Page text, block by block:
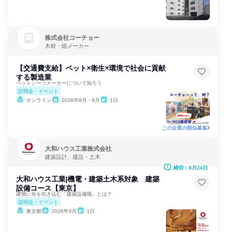
株式会社コーチョー
木材・紙メーカー
【交通費支給】ペット×衛生×環境で社会に貢献
する製造業
ペットシーツメーカーについて知ろう
説明会・イベント
オンライン
2026年8月・9月 1日
この企業の類似募集
大和ハウス工業株式会社
建築設計、建設・土木
大和ハウス工業|機電・建築土木系対象 建築
設備コース【東京】
建物に命を吹き込む「建築設備職」とは？
説明会・イベント
東京都
2026年9月 1日
締切：8月24日